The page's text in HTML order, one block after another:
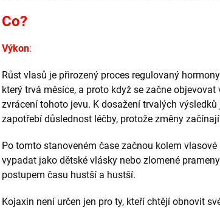
Co?
Výkon:
Růst vlasů je přirozený proces regulovaný
který trvá měsíce, a proto když se začne
zvrácení tohoto jevu. K dosažení trvalých výsledků
zapotřebí důslednost léčby, protože změny
Po tomto stanoveném čase začnou kolem
vypadat jako dětské vlásky nebo zlomené
postupem času hustší a hustší.
Kojaxin není určen jen pro ty, kteří chtějí obnovit